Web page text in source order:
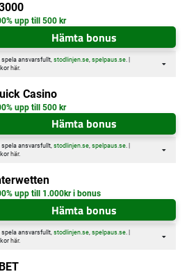
upp till 500 kr
Hämta bonus
spela ansvarsfullt, stodlinjen.se, spelpaus.se. |
här.
Casino
upp till 500 kr
Hämta bonus
spela ansvarsfullt, stodlinjen.se, spelpaus.se. |
här.
upp till 1.000kr i bonus
Hämta bonus
spela ansvarsfullt, stodlinjen.se, spelpaus.se. |
här.